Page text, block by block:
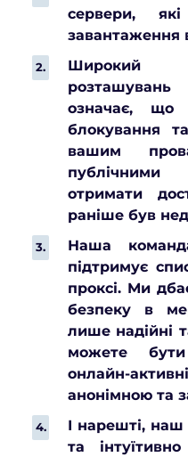
сервери,
завантаження
Широкий
означає, що
блокування
вашим
отримати
раніше був
Наша
підтримує
проксі. Ми
безпеку в
лише надійні
можете
онлайн-
анонімною та
І нарешті, наш
та